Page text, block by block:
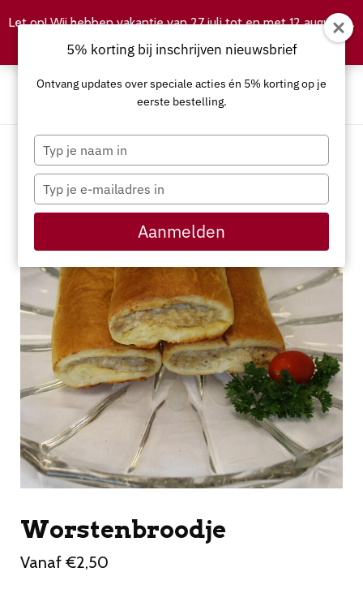
Worstenbroodje
Vanaf €2,50
5% korting bij inschrijven nieuwsbrief
Ontvang updates over speciale acties én 5% korting op je
eerste bestelling.
Typ
je
naam
Typ
je
e-
in
Aanmelden
Let op! Wij hebben vakantie van 27 juli tot en met 12 augustus.
Negeren